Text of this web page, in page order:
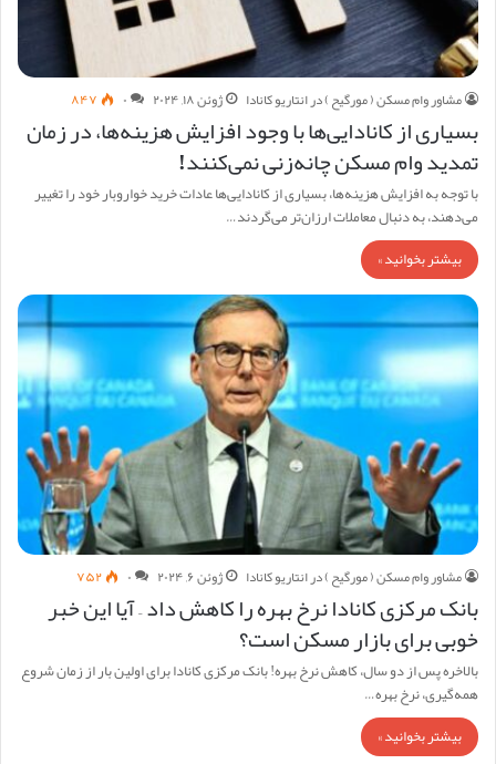
مشاور وام مسکن ( مورگیح ) در انتاریو کانادا ژوئن ۱۸, ۲۰۲۴ ۰ ۸۴۷
بسیاری از کانادایی‌ها با وجود افزایش هزینه‌ها، در زمان
تمدید وام مسکن چانه‌زنی نمی‌کنند!
با توجه به افزایش هزینه‌ها، بسیاری از کانادایی‌ها عادات خرید خواروبار خود را تغییر
می‌دهند، به دنبال معاملات ارزان‌تر می‌گردند…
بیشتر بخوانید »
مشاور وام مسکن ( مورگیح ) در انتاریو کانادا ژوئن ۶, ۲۰۲۴ ۰ ۷۵۲
بانک مرکزی کانادا نرخ بهره را کاهش داد – آیا این خبر
خوبی برای بازار مسکن است؟
بالاخره پس از دو سال، کاهش نرخ بهره! بانک مرکزی کانادا برای اولین بار از زمان شروع
همه‌گیری، نرخ بهره…
بیشتر بخوانید »